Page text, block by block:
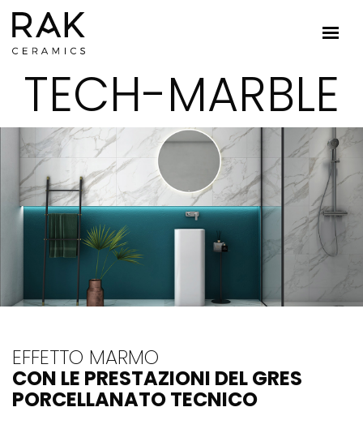
TECH-MARBLE
EFFETTO MARMO
CON LE PRESTAZIONI DEL GRES
PORCELLANATO TECNICO